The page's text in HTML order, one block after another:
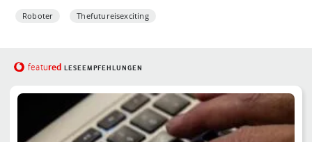
Roboter Thefutureisexciting
featured LESEEMPFEHLUNGEN